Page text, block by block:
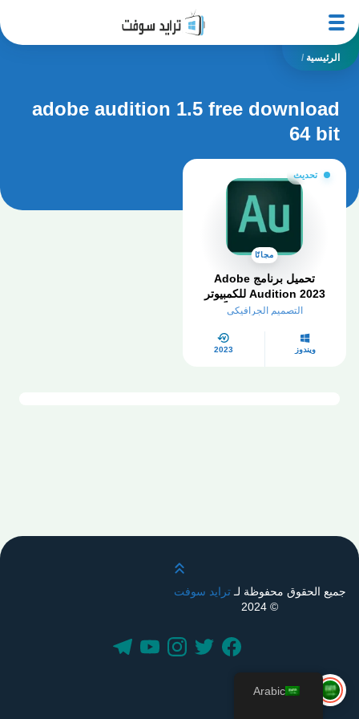
الرئيسية /
adobe audition 1.5 free download
64 bit
تحديث
مجانًا
تحميل برنامج Adobe
Audition 2023 للكمبيوتر
كامل مفعل مجاناً
التصميم الجرافيكي
ويندوز 2023
قم بالتمرير لأعلى
جميع الحقوق محفوظة لـترايد سوفت
© 2024
Arabic